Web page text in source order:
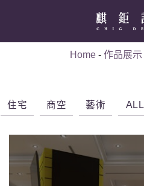
Home - 作品展示
住宅 商空 藝術 ALL